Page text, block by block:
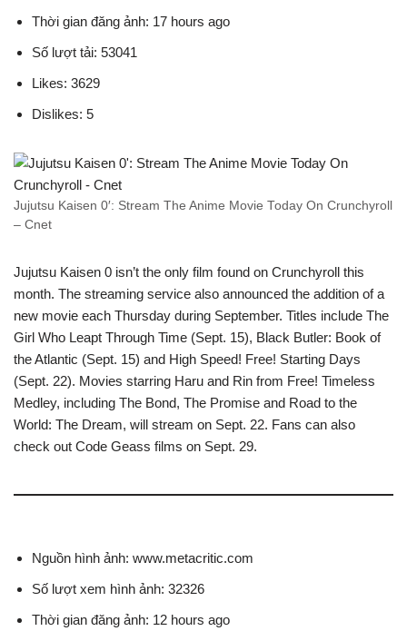
Thời gian đăng ảnh: 17 hours ago
Số lượt tải: 53041
Likes: 3629
Dislikes: 5
Jujutsu Kaisen 0′: Stream The Anime Movie Today On Crunchyroll
– Cnet
Jujutsu Kaisen 0 isn’t the only film found on Crunchyroll this
month. The streaming service also announced the addition of a
new movie each Thursday during September. Titles include The
Girl Who Leapt Through Time (Sept. 15), Black Butler: Book of
the Atlantic (Sept. 15) and High Speed! Free! Starting Days
(Sept. 22). Movies starring Haru and Rin from Free! Timeless
Medley, including The Bond, The Promise and Road to the
World: The Dream, will stream on Sept. 22. Fans can also
check out Code Geass films on Sept. 29.
Nguồn hình ảnh: www.metacritic.com
Số lượt xem hình ảnh: 32326
Thời gian đăng ảnh: 12 hours ago